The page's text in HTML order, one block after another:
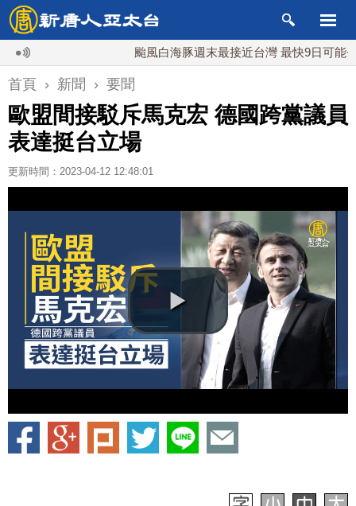
颱風白海豚週末最接近台灣 最快9日可能登陸中
首頁 › 新聞 › 要聞
歐盟間接駁斥馬克宏 德國跨黨議員
表達挺台立場
更新時間：2023-04-12 12:48:01